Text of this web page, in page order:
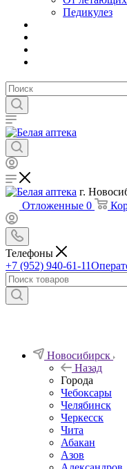
Педикулез
г.
Отложенные 0
Телефоны
+7 (952) 940-61-11
Новосибирск
Назад
Города
Чебоксары
Челябинск
Черкесск
Чита
Абакан
Азов